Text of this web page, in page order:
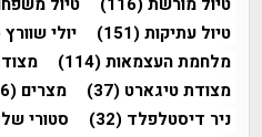
טיול עתיקות(151) יולי שוורץ
מלחמת העצמאות(114)
מצודת טיגארט (37) מצרים (36)
ניר דיסטלפלד (32) סטורי